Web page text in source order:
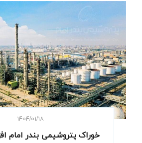
۱۴۰۴/۰۱/۱۸
خوراک پتروشیمی بندر امام